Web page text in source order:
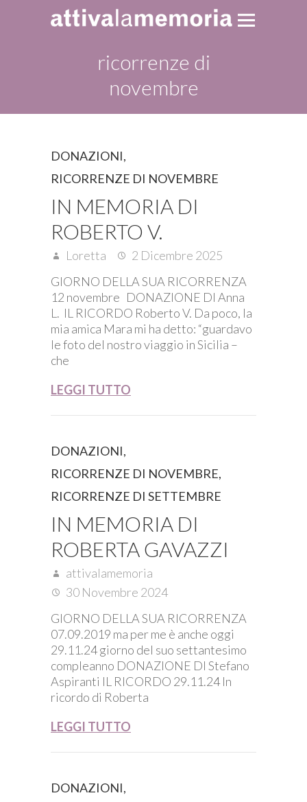
ricorrenze di
novembre
DONAZIONI,
RICORRENZE DI NOVEMBRE
IN MEMORIA DI
ROBERTO V.
Loretta
2 Dicembre 2025
GIORNO DELLA SUA RICORRENZA
12 novembre DONAZIONE DI Anna
L. IL RICORDO Roberto V. Da poco, la
mia amica Mara mi ha detto: “guardavo
le foto del nostro viaggio in Sicilia –
che
LEGGI TUTTO
DONAZIONI,
RICORRENZE DI NOVEMBRE,
RICORRENZE DI SETTEMBRE
IN MEMORIA DI
ROBERTA GAVAZZI
attivalamemoria
30 Novembre 2024
GIORNO DELLA SUA RICORRENZA
07.09.2019 ma per me è anche oggi
29.11.24 giorno del suo settantesimo
compleanno DONAZIONE DI Stefano
Aspiranti IL RICORDO 29.11.24 In
ricordo di Roberta
LEGGI TUTTO
DONAZIONI,